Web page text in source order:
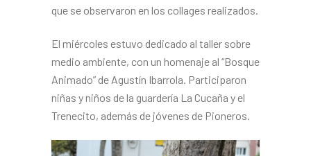
que se observaron en los collages realizados.
El miércoles estuvo dedicado al taller sobre
medio ambiente, con un homenaje al “Bosque
Animado” de Agustín Ibarrola. Participaron
niñas y niños de la guardería La Cucaña y el
Trenecito, además de jóvenes de Pioneros.